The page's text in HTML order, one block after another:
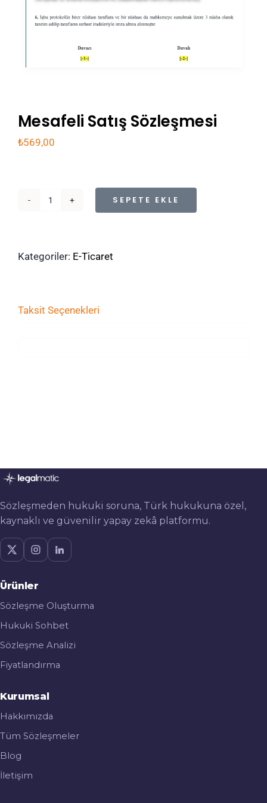
Mesafeli Satış Sözleşmesi
₺569,00
Mesafeli
SEPETE EKLE
Kategoriler: E-Ticaret
Taksit Seçenekleri
Sözleşmeden hukuki soruna, Türk hukukuna özel,
kaynaklı ve güvenilir yapay zekâ platformu.
Ürünler
Sözleşme Oluşturma
Hukuki Sohbet
Sözleşme Analizi
Fiyatlandırma
Kurumsal
Hakkımızda
Tüm Sözleşmeler
Blog
İletişim